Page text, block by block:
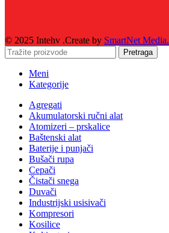
© 2025 Intehv .Create by SmartNet Media.
Pretraga
Meni
Kategorije
Agregati
Akumulatorski ručni alat
Atomizeri – prskalice
Baštenski alat
Baterije i punjači
Bušači rupa
Cepači
Čistači snega
Duvači
Industrijski usisivači
Kompresori
Kosilice